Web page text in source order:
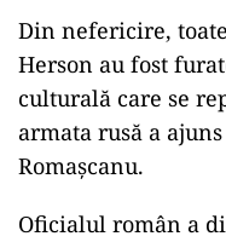
Din nefericire,
Herson au fost
culturală care se
armata rusă a
Romașcanu.
Oficialul român a